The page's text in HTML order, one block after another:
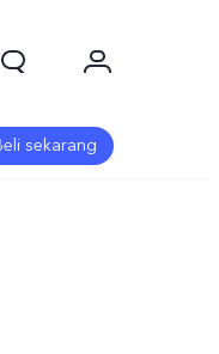
sekarang